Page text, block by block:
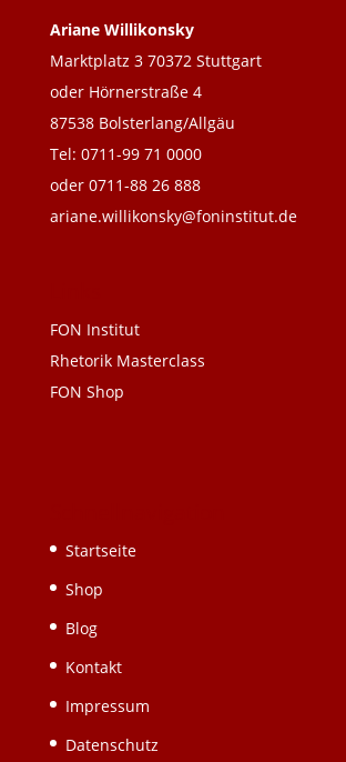
Ariane Willikonsky
Marktplatz 3 70372 Stuttgart
oder Hörnerstraße 4
87538 Bolsterlang/Allgäu
Tel: 0711-99 71 0000
oder 0711-88 26 888
ariane.willikonsky@foninstitut.de
FON Institut
Rhetorik Masterclass
FON Shop
Startseite
Shop
Blog
Kontakt
Impressum
Datenschutz